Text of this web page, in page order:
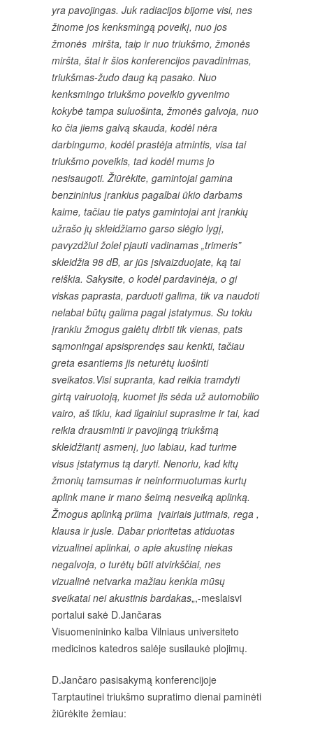
yra pavojingas. Juk radiacijos bijome visi, nes
žinome jos kenksmingą poveikį, nuo jos
žmonės miršta, taip ir nuo triukšmo, žmonės
miršta, štai ir šios konferencijos pavadinimas,
triukšmas-žudo daug ką pasako. Nuo
kenksmingo triukšmo poveikio gyvenimo
kokybė tampa suluošinta, žmonės galvoja, nuo
ko čia jiems galvą skauda, kodėl nėra
darbingumo, kodėl prastėja atmintis, visa tai
triukšmo poveikis, tad kodėl mums jo
nesisaugoti. Žiūrėkite, gamintojai gamina
benzininius įrankius pagalbai ūkio darbams
kaime, tačiau tie patys gamintojai ant įrankių
užrašo jų skleidžiamo garso slėgio lygį,
pavyzdžiui žolei pjauti vadinamas „trimeris”
skleidžia 98 dB, ar jūs įsivaizduojate, ką tai
reiškia. Sakysite, o kodėl pardavinėja, o gi
viskas paprasta, parduoti galima, tik va naudoti
nelabai būtų galima pagal įstatymus. Su tokiu
įrankiu žmogus galėtų dirbti tik vienas, pats
sąmoningai apsisprendęs sau kenkti, tačiau
greta esantiems jis neturėtų luošinti
sveikatos.Visi supranta, kad reikia tramdyti
girtą vairuotoją, kuomet jis sėda už automobilio
vairo, aš tikiu, kad ilgainiui suprasime ir tai, kad
reikia drausminti ir pavojingą triukšmą
skleidžiantį asmenį, juo labiau, kad turime
visus įstatymus tą daryti. Nenoriu, kad kitų
žmonių tamsumas ir neinformuotumas kurtų
aplink mane ir mano šeimą nesveiką aplinką.
Žmogus aplinką priima įvairiais jutimais, rega ,
klausa ir jusle. Dabar prioritetas atiduotas
vizualinei aplinkai, o apie akustinę niekas
negalvoja, o turėtų būti atvirkščiai, nes
vizualinė netvarka mažiau kenkia mūsų
sveikatai nei akustinis bardakas„,-meslaisvi
portalui sakė D.Jančaras
Visuomenininko kalba Vilniaus universiteto
medicinos katedros salėje susilaukė plojimų.
D.Jančaro pasisakymą konferencijoje
Tarptautinei triukšmo supratimo dienai paminėti
žiūrėkite žemiau: